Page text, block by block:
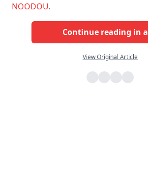
NOODOU.
Continue reading in
View Original Article